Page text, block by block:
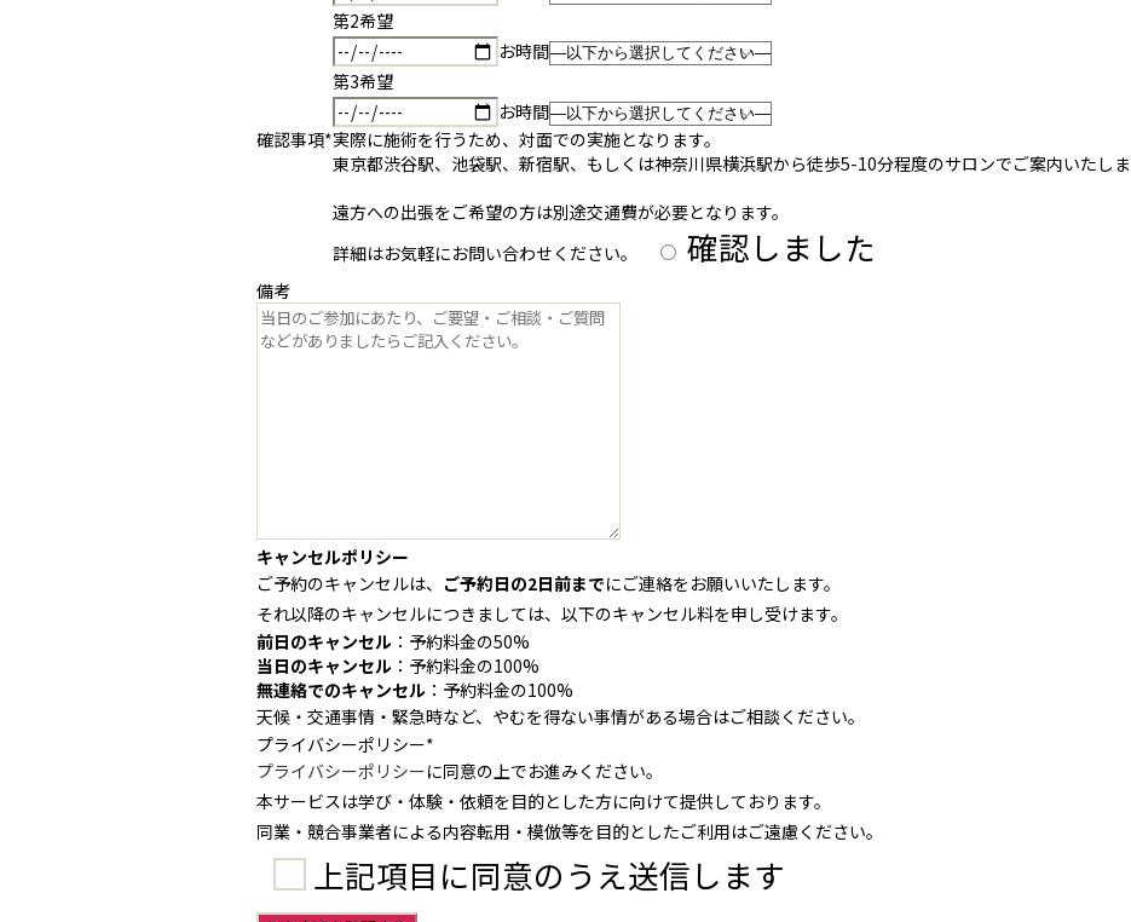
第2希望
お時間
第3希望
お時間
確認事項*実際に施術を行うため、対面での実施となります。
東京都渋谷駅、池袋駅、新宿駅、もしくは神奈川県横浜駅から徒歩5-10分程度のサロンでご案内いたしま
遠方への出張をご希望の方は別途交通費が必要となります。
詳細はお気軽にお問い合わせください。
確認しました
備考
キャンセルポリシー
ご予約のキャンセルは、 ご予約日の2日前までにご連絡をお願いいたします。
それ以降のキャンセルにつきましては、以下のキャンセル料を申し受けます。
前日のキャンセル ：予約料金の50%
当日のキャンセル ：予約料金の100%
無連絡でのキャンセル ：予約料金の100%
天候・交通事情・緊急時など、やむを得ない事情がある場合はご相談ください。
プライバシーポリシー*
プライバシーポリシーに同意の上でお進みください。
本サービスは学び・体験・依頼を目的とした方に向けて提供しております。
同業・競合事業者による内容転用・模倣等を目的としたご利用はご遠慮ください。
上記項目に同意のうえ送信します